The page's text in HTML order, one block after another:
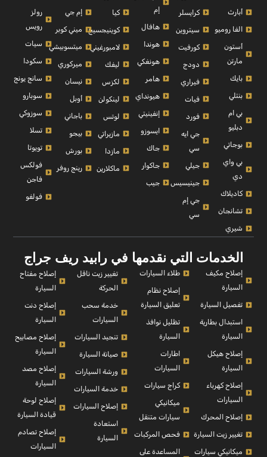
أبارث
الفا روميو
أستون
مارتن
بايك
بنتلي
بي ام
دبليو
بوجاتي
بي واي
دي
كاديلاك
تشانجان
شيري
كرايسلر
سيتروين
كورفيت
دودج
فيراري
فيات
فورد
جي ايه
سي
جيلي
جينيسيس
جي إم
سي
إم
هافال
هوندا
هونغكي
هامر
هيونداي
إنفينيتي
ايسوزو
جاك
جاكوار
جيب
كيا
كوينيجسيج
لامبورغيني
ليفك
لكزس
لينكولن
لوتس
مازيراتي
مازدا
ماكلارين
إم جي
ميني كوبر
ميتسوبيشي
ميركوري
نيسان
أوبل
باجاني
بيجو
بورش
رينج روفر
رولز
رويس
سيات
سكودا
سانج يونج
سوبارو
سوزوكي
تسلا
تويوتا
فولكس
فاجن
فولفو
الخدمات التي نقدمها في رابيد ريف جراج
إصلاح مكيف
السيارة
تفصيل السيارة
استبدال بطارية
السيارة
إصلاح هيكل
السيارة
إصلاح كهرباء
السيارات
إصلاح المحرك
تغيير زيت السيارة
ميكانيكي سيارات
طلاء السيارات
إصلاح نظام
تعليق السيارة
تظليل نوافذ
السيارة
اطارات
السيارات
كراج سيارات
ميكانيكي
سيارات متنقل
فحص المركبات
المساعدة على
تغيير زيت ناقل
الحركة
خدمة سحب
السيارات
تنجيد السيارات
صيانة السيارة
ورشة السيارات
خدمة السيارات
إصلاح السيارات
استعادة
السيارة
إصلاح مفتاح
السيارة
إصلاح دنت
السيارة
إصلاح مصابيح
السيارة
إصلاح مصد
السيارة
إصلاح لوحة
قيادة السيارة
إصلاح تصادم
السيارات